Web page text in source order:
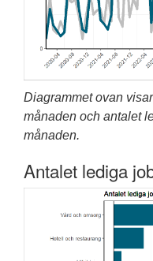
Diagrammet ovan
månaden och antalet
månaden.
Antalet lediga